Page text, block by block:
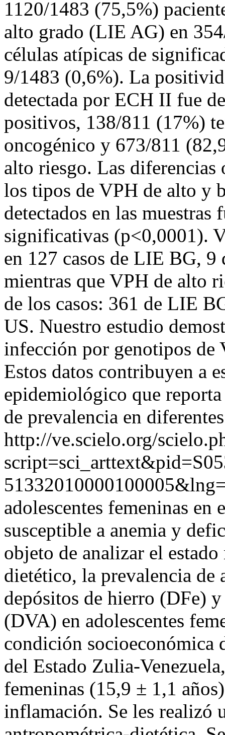
1120/1483 (75,5%)
alto grado (LIE AG) en
células atípicas de
9/1483 (0,6%). La
detectada por ECH II fue
positivos, 138/811 (17%)
oncogénico y 673/811
alto riesgo. Las diferencias
los tipos de VPH de alto y
detectados en las muestras
significativas (p<0,0001).
en 127 casos de LIE BG,
mientras que VPH de alto
de los casos: 361 de LIE
US. Nuestro estudio
infección por genotipos de
Estos datos contribuyen a
epidemiológico que
de prevalencia en
http://ve.scielo.org/
adolescentes femeninas
susceptible a anemia y
objeto de analizar el
dietético, la prevalencia de
depósitos de hierro (DFe)
(DVA) en adolescentes
condición socioeconómica
del Estado Zulia-
femeninas (15,9 ± 1,1
inflamación. Se les realizó